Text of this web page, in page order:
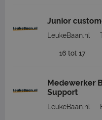
Junior
LeukeBaan.nl
16 tot 17
Medewerker
Support
LeukeBaan.nl